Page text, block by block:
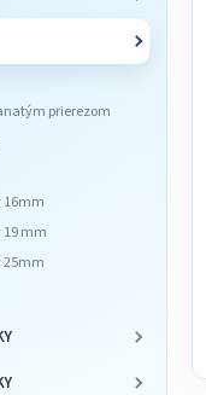
prierezom
16mm
mm
25mm